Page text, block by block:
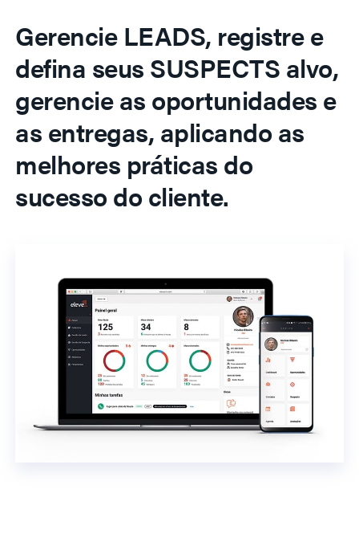
Gerencie LEADS, registre e
defina seus SUSPECTS alvo,
gerencie as oportunidades e
as entregas, aplicando as
melhores práticas do
sucesso do cliente.